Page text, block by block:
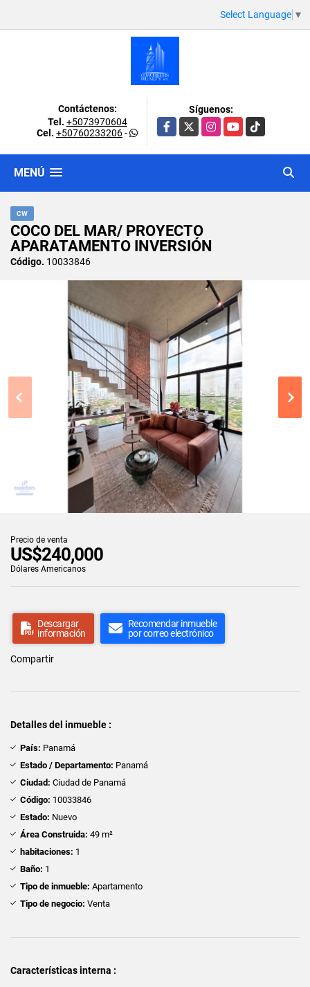
Select Language ▼
Contáctenos:
Tel. +5073970604
Cel. +50760233206-
Síguenos:
Facebook
X InstagramYouTubeTikTok
MENÚ
CW
COCO DEL MAR/ PROYECTO
APARATAMENTO INVERSIÓN
Código. 10033846
Precio de venta
US$240,000
Dólares Americanos
Descargar
información
Recomendar inmueble
por correo electrónico
Compartir
Detalles del inmueble :
País: Panamá
Estado / Departamento: Panamá
Ciudad: Ciudad de Panamá
Código: 10033846
Estado: Nuevo
Área Construida: 49 m²
habitaciones: 1
Baño: 1
Tipo de inmueble: Apartamento
Tipo de negocio: Venta
Características interna :